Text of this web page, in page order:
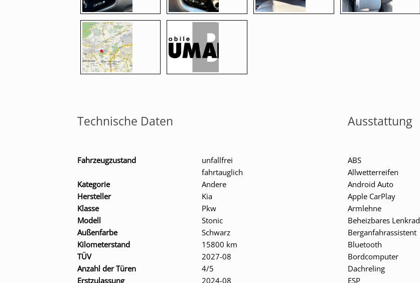
Technische Daten
Fahrzeugzustand
unfallfrei
fahrtauglich
Kategorie
Andere
Hersteller
Kia
Klasse
Pkw
Modell
Stonic
Außenfarbe
Schwarz
Kilometerstand
15800 km
TÜV
2027-08
Anzahl der Türen
4/5
Erstzulassung
2024-08
Ausstattung
ABS
Allwetterreifen
Android Auto
Apple CarPlay
Armlehne
Beheizbares Lenkrad
Berganfahrassistent
Bluetooth
Bordcomputer
Dachreling
ESP